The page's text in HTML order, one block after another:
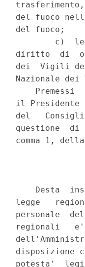
del fuoco
del fuoco;
c)
diritto  di
dei  Vigili del
Nazionale
Premessi
il Presidente
del
questione
comma 1,
Desta
legge
personale
regionali   e'
disposizione
potesta'